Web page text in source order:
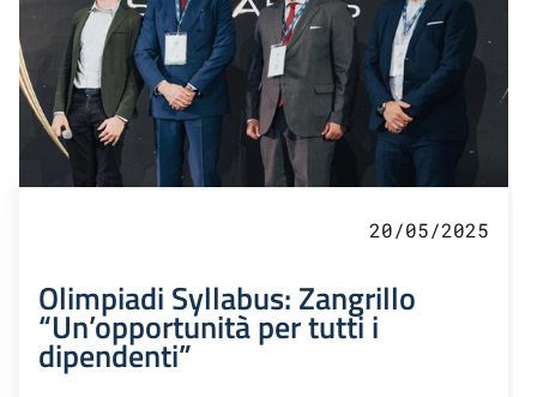
20/05/2025
Olimpiadi Syllabus: Zangrillo
“Un’opportunità per tutti i
dipendenti”